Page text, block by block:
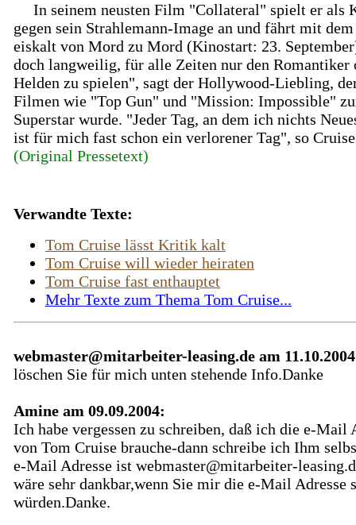
In seinem neusten Film "Collateral" spielt er als
gegen sein Strahlemann-Image an und fährt mit
eiskalt von Mord zu Mord (Kinostart: 23.
doch langweilig, für alle Zeiten nur den Romantiker
Helden zu spielen", sagt der Hollywood-Liebling,
Filmen wie "Top Gun" und "Mission: Impossible"
Superstar wurde. "Jeder Tag, an dem ich nichts
ist für mich fast schon ein verlorener Tag", so
(Original Pressetext)
Verwandte Texte:
Tom Cruise lässt Kritik kalt
Tom Cruise will wieder heiraten
Tom Cruise fast enthauptet
Mehr Texte zum Thema Tom Cruise...
webmaster@mitarbeiter-leasing.de am
löschen Sie für mich unten stehende Info.Danke
Amine am 09.09.2004:
Ich habe vergessen zu schreiben, daß ich die e-Mail
von Tom Cruise brauche-dann schreibe ich Ihm
e-Mail Adresse ist webmaster@mitarbeiter-
wäre sehr dankbar,wenn Sie mir die e-Mail Adresse
würden.Danke.